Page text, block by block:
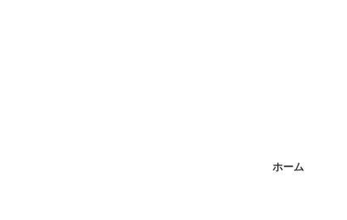
ホーム